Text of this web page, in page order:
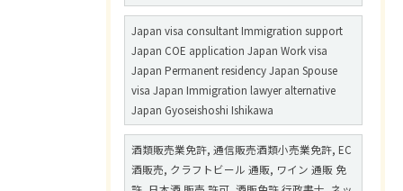
Japan visa consultant Immigration support
Japan COE application Japan Work visa
Japan Permanent residency Japan Spouse
visa Japan Immigration lawyer alternative
Japan Gyoseishoshi Ishikawa
酒類販売業免許, 通信販売酒類小売業免許, EC
酒販売, クラフトビール 通販, ワイン 通販 免